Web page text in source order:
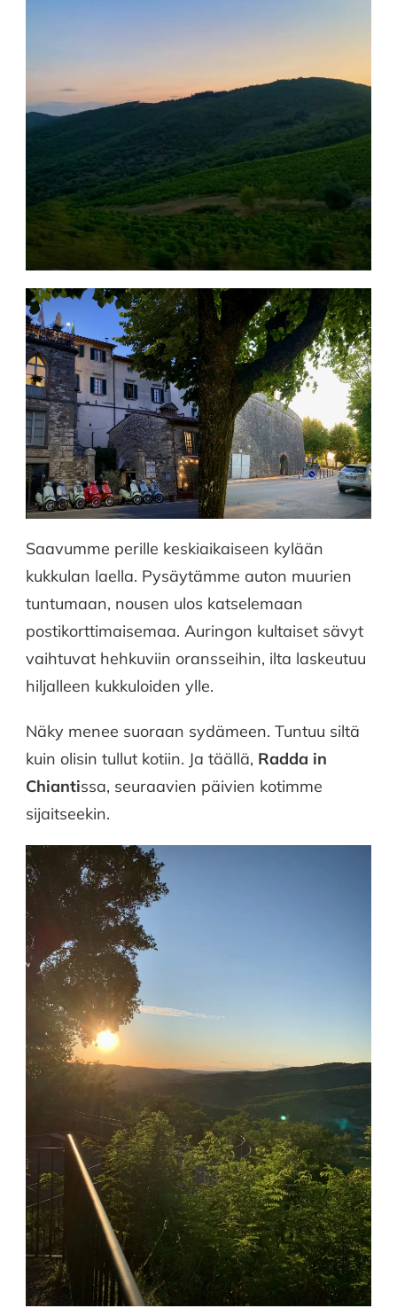
Saavumme perille keskiaikaiseen kylään
kukkulan laella. Pysäytämme auton muurien
tuntumaan, nousen ulos katselemaan
postikorttimaisemaa. Auringon kultaiset sävyt
vaihtuvat hehkuviin oransseihin, ilta laskeutuu
hiljalleen kukkuloiden ylle.
Näky menee suoraan sydämeen. Tuntuu siltä
kuin olisin tullut kotiin. Ja täällä, Radda in
Chiantissa, seuraavien päivien kotimme
sijaitseekin.